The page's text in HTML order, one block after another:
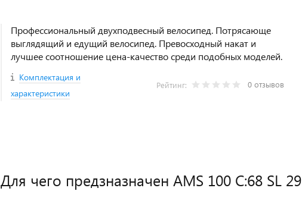
Профессиональный двухподвесный велосипед. Потрясающе
выглядящий и едущий велосипед. Превосходный накат и
лучшее соотношение цена-качество среди подобных моделей.
Комплектация и
характеристики
Рейтинг: 0 отзывов
Для чего предзназначен AMS 100 C:68 SL 29